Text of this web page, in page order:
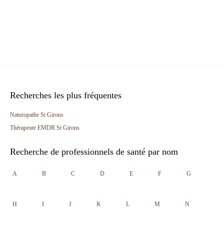
Recherches les plus fréquentes
Naturopathe St Girons
Thérapeute EMDR St Girons
Recherche de professionnels de santé par nom
A B C D E F G
H I J K L M N